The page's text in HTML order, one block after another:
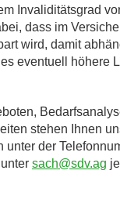
Invaliditätsgrad
dass im
wird, damit
eventuell höhere
stehen Ihnen
unter der
sach@sdv.ag